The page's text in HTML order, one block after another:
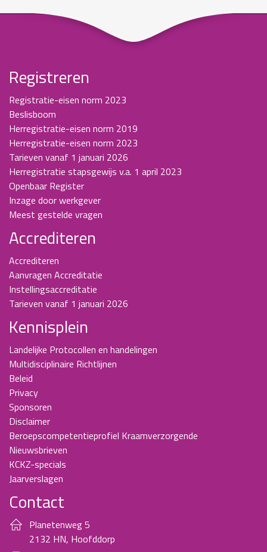
Registreren
Registratie-eisen norm 2023
Beslisboom
Herregistratie-eisen norm 2019
Herregistratie-eisen norm 2023
Tarieven vanaf 1 januari 2026
Herregistratie stapsgewijs v.a. 1 april 2023
Openbaar Register
Inzage door werkgever
Meest gestelde vragen
Accrediteren
Accrediteren
Aanvragen Accreditatie
Instellingsaccreditatie
Tarieven vanaf 1 januari 2026
Kennisplein
Landelijke Protocollen en handelingen
Multidisciplinaire Richtlijnen
Beleid
Privacy
Sponsoren
Disclaimer
Beroepscompetentieprofiel Kraamverzorgende
Nieuwsbrieven
KCKZ-specials
Jaarverslagen
Contact
Planetenweg 5
2132 HN, Hoofddorp